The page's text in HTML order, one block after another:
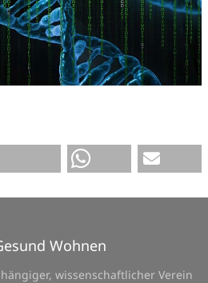
Wohnen
wissenschaftlicher Verein